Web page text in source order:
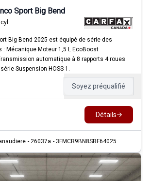
Sport Big Bend
Big Bend 2025 est équipé de série des
Mécanique Moteur 1,5 L EcoBoost
automatique à 8 rapports 4 roues
Suspension HOSS 1.
Soyez préqualifié
Détails
- 26037a - 3FMCR9BN8SRF64025